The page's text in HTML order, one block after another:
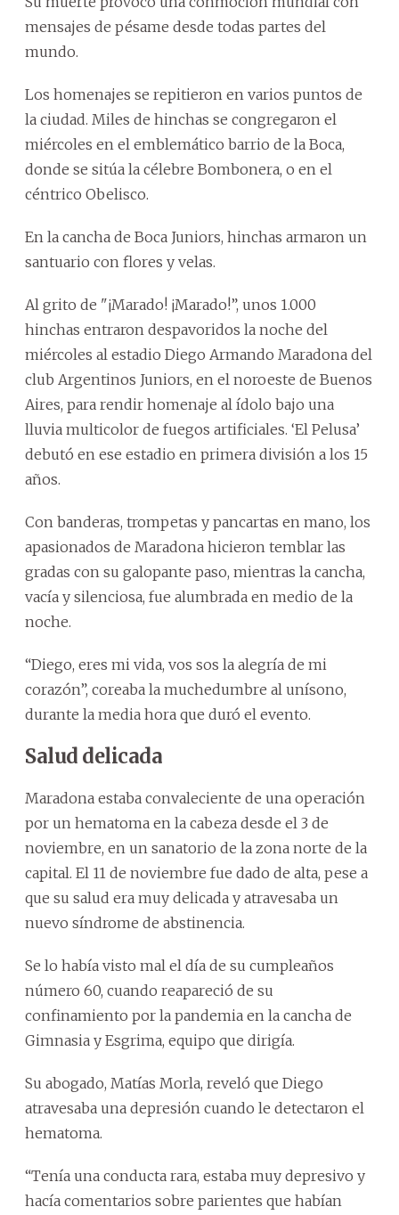
mensajes de pésame desde todas partes del
mundo.
Los homenajes se repitieron en varios puntos de
la ciudad. Miles de hinchas se congregaron el
miércoles en el emblemático barrio de la Boca,
donde se sitúa la célebre Bombonera, o en el
céntrico Obelisco.
En la cancha de Boca Juniors, hinchas armaron un
santuario con flores y velas.
Al grito de "¡Marado! ¡Marado!”, unos 1.000
hinchas entraron despavoridos la noche del
miércoles al estadio Diego Armando Maradona del
club Argentinos Juniors, en el noroeste de Buenos
Aires, para rendir homenaje al ídolo bajo una
lluvia multicolor de fuegos artificiales. ‘El Pelusa’
debutó en ese estadio en primera división a los 15
años.
Con banderas, trompetas y pancartas en mano, los
apasionados de Maradona hicieron temblar las
gradas con su galopante paso, mientras la cancha,
vacía y silenciosa, fue alumbrada en medio de la
noche.
“Diego, eres mi vida, vos sos la alegría de mi
corazón”, coreaba la muchedumbre al unísono,
durante la media hora que duró el evento.
Salud delicada
Maradona estaba convaleciente de una operación
por un hematoma en la cabeza desde el 3 de
noviembre, en un sanatorio de la zona norte de la
capital. El 11 de noviembre fue dado de alta, pese a
que su salud era muy delicada y atravesaba un
nuevo síndrome de abstinencia.
Se lo había visto mal el día de su cumpleaños
número 60, cuando reapareció de su
confinamiento por la pandemia en la cancha de
Gimnasia y Esgrima, equipo que dirigía.
Su abogado, Matías Morla, reveló que Diego
atravesaba una depresión cuando le detectaron el
hematoma.
“Tenía una conducta rara, estaba muy depresivo y
hacía comentarios sobre parientes que habían